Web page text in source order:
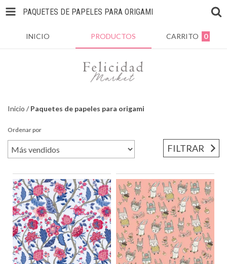
PAQUETES DE PAPELES PARA ORIGAMI
INICIO PRODUCTOS CARRITO 0
Inicio / Paquetes de papeles para origami
Ordenar por
FILTRAR